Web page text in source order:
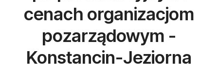
cenach organizacjom
pozarządowym -
Konstancin-Jeziorna